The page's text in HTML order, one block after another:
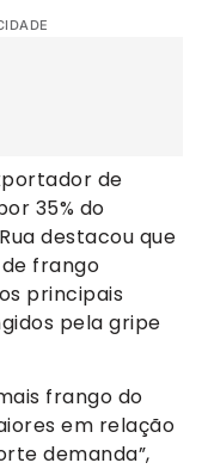
de
35% do
destacou que
frango
principais
pela gripe
frango do
em relação
demanda”,